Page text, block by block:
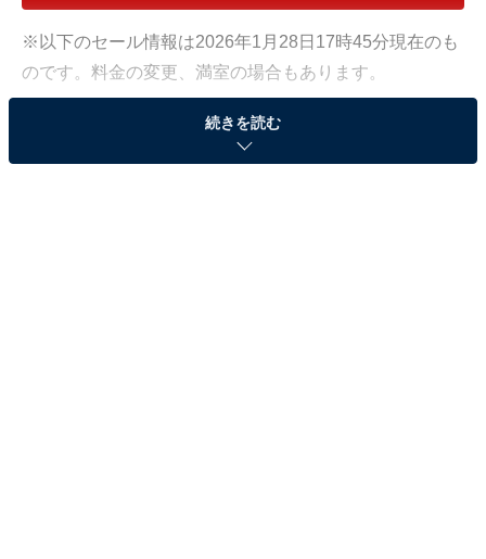
※以下のセール情報は2026年1月28日17時45分現在のも
のです。料金の変更、満室の場合もあります。
※本記事で紹介している商品の購入やサービスの利用により、売上の一部が
オールアバウトに還元されることがあります。
続きを読む